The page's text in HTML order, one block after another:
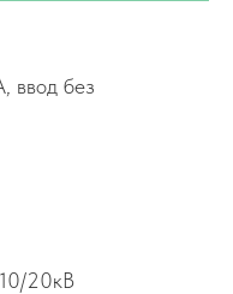
ввод без
20кВ